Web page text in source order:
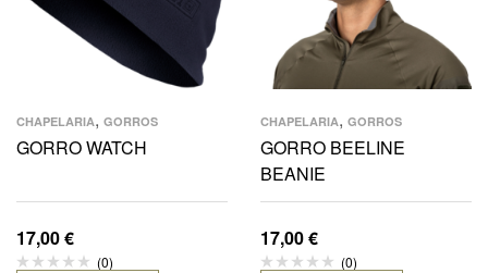
CHAPELARIA, GORROS
GORRO WATCH
17,00€
(0)
CHAPELARIA, GORROS
GORRO BEELINE
BEANIE
17,00€
(0)